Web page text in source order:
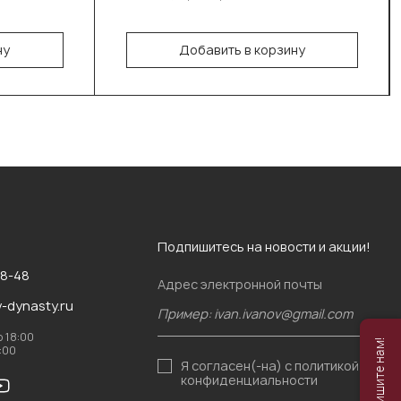
Добавить в корзину
В корзину
48
dynasty.ru
18:00
Подпишитесь на новости и акции!
Адрес электронной почты
Я согласен(-на) с политикой
конфиденциальности